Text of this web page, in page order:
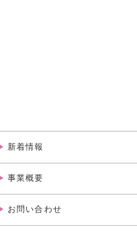
新着情報
事業概要
お問い合わせ